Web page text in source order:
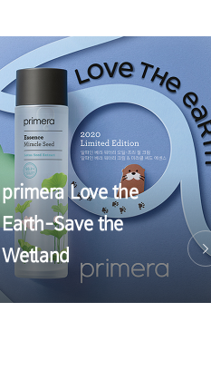
primera Love the
Earth-Save the
Wetland